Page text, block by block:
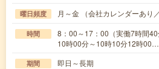
曜日頻度 月～金 （会社カレンダーあり
時間
8：00～17：00（実働7時間40
10時00分～10時10分12時00…
期間 即日～長期